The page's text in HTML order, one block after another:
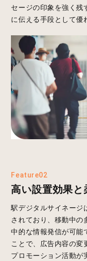
セージの印象を強く残
に伝える手段として優
Feature02
高い設置効果と
駅デジタルサイネージ
されており、移動中の
中的な情報発信が可能
ことで、広告内容の変
プロモーション活動が